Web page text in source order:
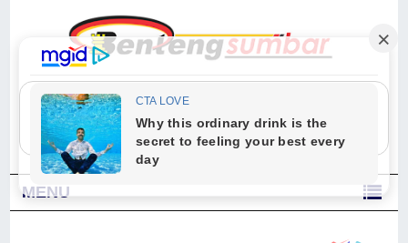
"Sesungguhnya Allah dan para malaikat-Nya berselawat untuk Nabi.
Wahai orang-orang yang beriman, berselawatlah kamu untuk Nabi dan
ucapkanlah salam dengan penuh penghormatan kepadanya." (Qs. Al
Ahzab Ayat 56)
MENU